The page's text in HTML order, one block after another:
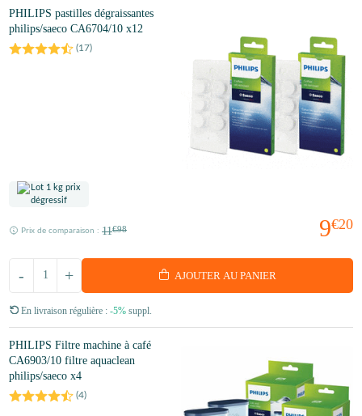
PHILIPS pastilles dégraissantes
philips/saeco CA6704/10 x12
(17)
9€20
Prix de comparaison : 11€98
+
- AJOUTER AU PANIER
En livraison régulière : -5% suppl.
PHILIPS Filtre machine à café
CA6903/10 filtre aquaclean
philips/saeco x4
(4)